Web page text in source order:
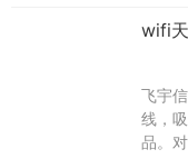
何维
握了
具，
以寻
里给
wifi
飞宇
线，
品。